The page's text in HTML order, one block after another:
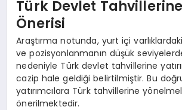
Türk Devlet Tahvillerine
Önerisi
Araştırma notunda, yurt içi
ve pozisyonlanmanın düşük
nedeniyle Türk devlet tahvillerine
cazip hale geldiği belirtilmiştir. Bu
yatırımcılara Türk tahvillerine
önerilmektedir.